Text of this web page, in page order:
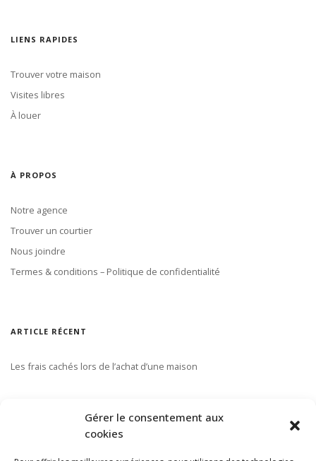
Gérer le consentement aux
cookies
LIENS RAPIDES
Trouver votre maison
Visites libres
À louer
À PROPOS
Notre agence
Trouver un courtier
Nous joindre
Termes & conditions – Politique de confidentialité
ARTICLE RÉCENT
Les frais cachés lors de l’achat d’une maison